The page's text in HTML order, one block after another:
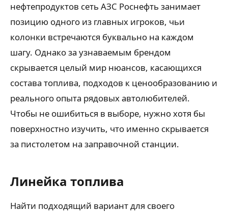
нефтепродуктов сеть АЗС Роснефть занимает
позицию одного из главных игроков, чьи
колонки встречаются буквально на каждом
шагу. Однако за узнаваемым брендом
скрывается целый мир нюансов, касающихся
состава топлива, подходов к ценообразованию и
реального опыта рядовых автолюбителей.
Чтобы не ошибиться в выборе, нужно хотя бы
поверхностно изучить, что именно скрывается
за пистолетом на заправочной станции.
Линейка топлива
Найти подходящий вариант для своего